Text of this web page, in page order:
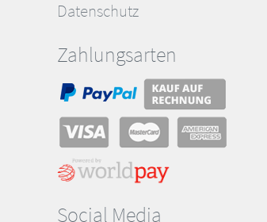
Datenschutz
Zahlungsarten
Social Media